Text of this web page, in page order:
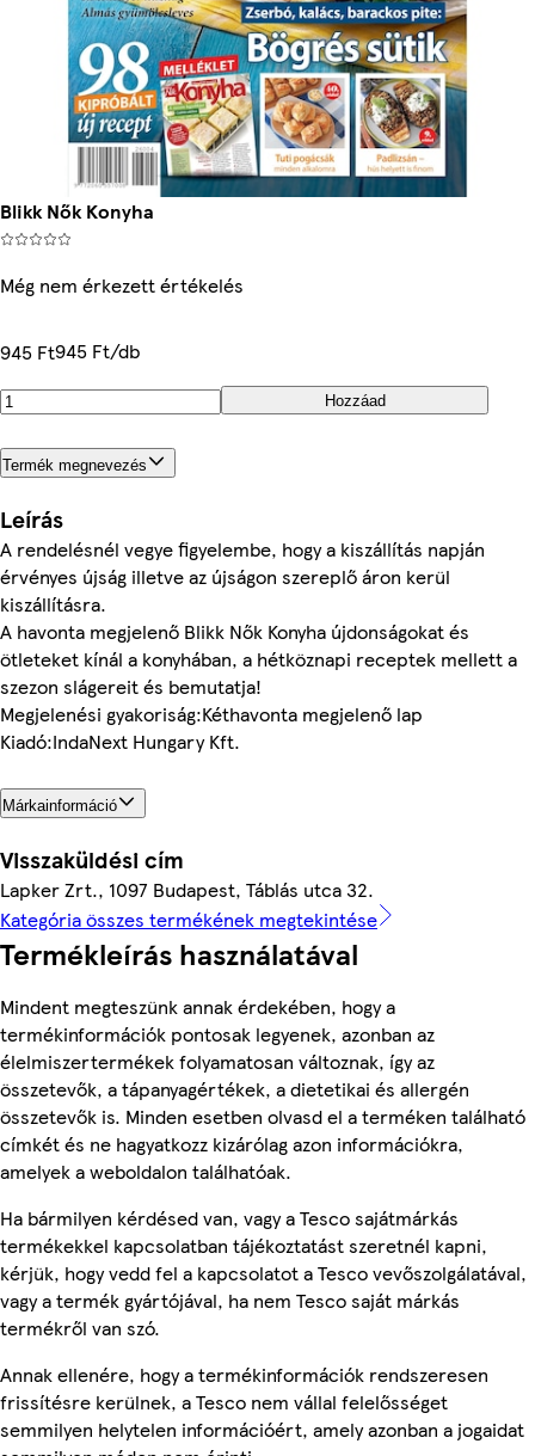
Blikk Nők Konyha
Még nem érkezett értékelés
945 Ft945 Ft/db
Hozzáad
Termék megnevezés
Leírás
A rendelésnél vegye figyelembe, hogy a kiszállítás napján
érvényes újság illetve az újságon szereplő áron kerül
kiszállításra.
A havonta megjelenő Blikk Nők Konyha újdonságokat és
ötleteket kínál a konyhában, a hétköznapi receptek mellett a
szezon slágereit és bemutatja!
Megjelenési gyakoriság:Kéthavonta megjelenő lap
Kiadó:IndaNext Hungary Kft.
Márkainformáció
Visszaküldési cím
Lapker Zrt., 1097 Budapest, Táblás utca 32.
Kategória összes termékének megtekintése
Termékleírás használatával
Mindent megteszünk annak érdekében, hogy a
termékinformációk pontosak legyenek, azonban az
élelmiszertermékek folyamatosan változnak, így az
összetevők, a tápanyagértékek, a dietetikai és allergén
összetevők is. Minden esetben olvasd el a terméken található
címkét és ne hagyatkozz kizárólag azon információkra,
amelyek a weboldalon találhatóak.
Ha bármilyen kérdésed van, vagy a Tesco sajátmárkás
termékekkel kapcsolatban tájékoztatást szeretnél kapni,
kérjük, hogy vedd fel a kapcsolatot a Tesco vevőszolgálatával,
vagy a termék gyártójával, ha nem Tesco saját márkás
termékről van szó.
Annak ellenére, hogy a termékinformációk rendszeresen
frissítésre kerülnek, a Tesco nem vállal felelősséget
semmilyen helytelen információért, amely azonban a jogaidat